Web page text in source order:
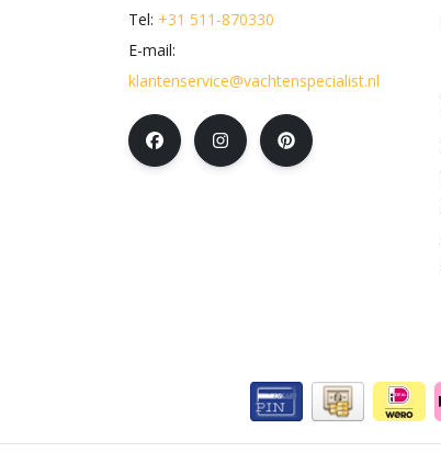
Tel: +31 511-870330
E-mail:
klantenservice@vachtenspecialist.nl